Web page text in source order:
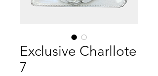
Exclusive Charllote
7